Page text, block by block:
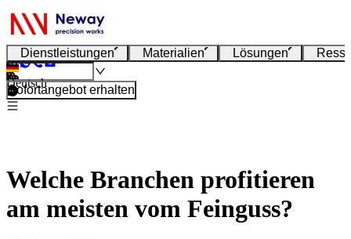
Dienstleistungen Materialien Lösungen
Deutsch
Sofortangebot erhalten
Welche Branchen profitieren
am meisten vom Feinguss?